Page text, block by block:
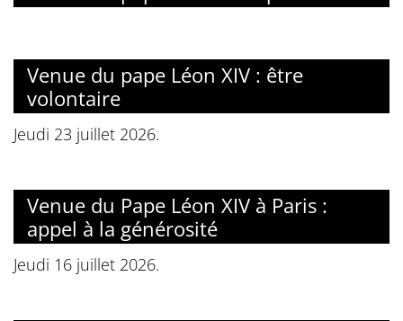
Venue du pape Léon XIV : être
volontaire
Jeudi 23 juillet 2026.
Venue du Pape Léon XIV à Paris :
appel à la générosité
Jeudi 16 juillet 2026.